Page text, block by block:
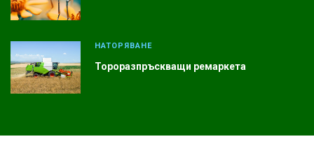
НАТОРЯВАНЕ
Тороразпръскващи ремаркета